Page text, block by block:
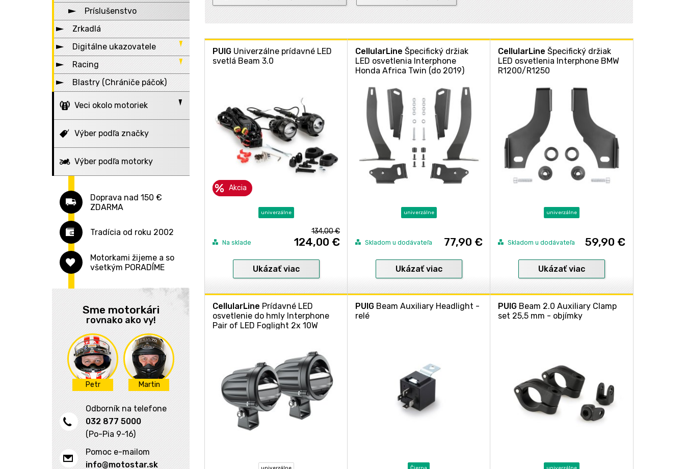
KTM
Suzuki
Triumph
Yamaha
Universální
Príslušenstvo
Zrkadlá
Digitálne ukazovatele
Motohodiny
Ukazovateľ rýchlosti
Časomiery
Hodiny
Racing
Padáky
Radiálne pumpy
Prepákovania
Riadiace jednotky
Řídítka
Blastry (Chrániče páčok)
Veci okolo motoriek
Bezdrôtová komunikácia
Interkomy
Príslušenstvo
Elektro, dobíjanie
Nabíjačky
Powerbank
Stojany
Zadné
Príslušenstvo
Nájazdové rampy
Diskové s alarmom
Reťazové
Špirálové
Armované
U-zámky
Visiace
Skladacia
Príslušenstvo
Na řídítka
Plachty na moto
Univerzálny
Garáž
Univerzálny na kufor
Batohy
Osobná batožina
Ľadvinky
Navigácia, púzdra
Púzdra na mobily
Navigácia
Náradie
Bezpečnosť
Vesty
Kozmetika
Oblečenie
Prilby
Motocykle
Firemné doplnky
Hodinky
Hrnčeky
Samolepky
Kľúčenky
Dáždniky
ŠPZ, cumlíky
Ostatní
Hry, zábava
Modely auto-moto
Kamery
Príslušenstvo
Elektrické skútre
Výber podľa značky
Výber podľa motorky
Doprava nad 150 €
ZDARMA
Tradícia od roku 2002
Motorkami žijeme a so
všetkým PORADÍME
Sme motorkári
rovnako ako vy!
Petr Martin
Odborník na telefone
032 877 5000
(Po-Pia 9-16)
Pomoc e-mailom
info@motostar.sk
PUIG Univerzálne prídavné LED
svetlá Beam 3.0
Akcia
univerzálne
Na sklade
134,00 €
124,00 €
Ukázať viac
CellularLine Špecifický držiak
LED osvetlenia Interphone
Honda Africa Twin (do 2019)
univerzálne
Skladom u dodávateľa 77,90 €
Ukázať viac
CellularLine Špecifický držiak
LED osvetlenia Interphone BMW
R1200/R1250
univerzálne
Skladom u dodávateľa 59,90 €
Ukázať viac
CellularLine Prídavné LED
osvetlenie do hmly Interphone
Pair of LED Foglight 2x 10W
PUIGBeam Auxiliary Headlight -
relé
PUIGBeam 2.0 Auxiliary Clamp
set 25,5 mm - objímky